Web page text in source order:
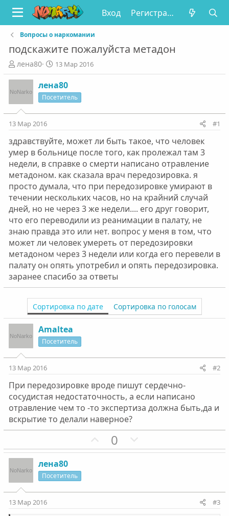
Вход Регистрация
Вопросы о наркомании
подскажите пожалуйста метадон
А
в
т
о
р
т
е
ы
лена80
Д
а
т
а
н
а
л
а
13 Мар 2016
лена80
Посетитель
13 Мар 2016 #1
здравствуйте, может ли быть такое, что человек
умер в больнице после того, как пролежал там 3
недели, в справке о смерти написано отравление
метадоном. как сказала врач передозировка. я
просто думала, что при передозировке умирают в
течении нескольких часов, но на крайний случай
дней, но не через 3 же недели.... его друг говорит,
что его переводили из реанимации в палату, не
знаю правда это или нет. вопрос у меня в том, что
может ли человек умереть от передозировки
метадоном через 3 недели или когда его перевели в
палату он опять употребил и опять передозировка.
заранее спасибо за ответы
Сортировка по дате Сортировка по голосам
Amaltea
Посетитель
13 Мар 2016 #2
При передозировке вроде пишут сердечно-
сосудистая недостаточность, а если написано
отравление чем то -то экспертиза должна быть,да и
вскрытие то делали наверное?
П
о
т
0
е
т
лена80
Посетитель
13 Мар 2016 #3